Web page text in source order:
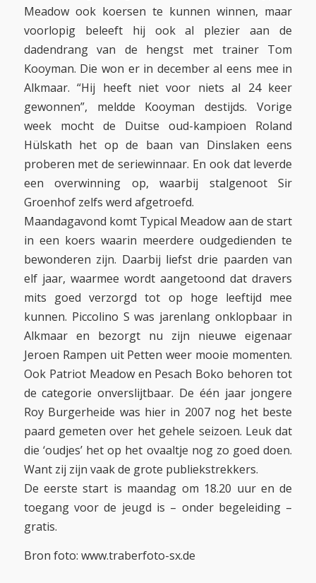
Meadow ook koersen te kunnen winnen, maar
voorlopig beleeft hij ook al plezier aan de
dadendrang van de hengst met trainer Tom
Kooyman. Die won er in december al eens mee in
Alkmaar. “Hij heeft niet voor niets al 24 keer
gewonnen”, meldde Kooyman destijds. Vorige
week mocht de Duitse oud-kampioen Roland
Hülskath het op de baan van Dinslaken eens
proberen met de seriewinnaar. En ook dat leverde
een overwinning op, waarbij stalgenoot Sir
Groenhof zelfs werd afgetroefd.
Maandagavond komt Typical Meadow aan de start
in een koers waarin meerdere oudgedienden te
bewonderen zijn. Daarbij liefst drie paarden van
elf jaar, waarmee wordt aangetoond dat dravers
mits goed verzorgd tot op hoge leeftijd mee
kunnen. Piccolino S was jarenlang onklopbaar in
Alkmaar en bezorgt nu zijn nieuwe eigenaar
Jeroen Rampen uit Petten weer mooie momenten.
Ook Patriot Meadow en Pesach Boko behoren tot
de categorie onverslijtbaar. De één jaar jongere
Roy Burgerheide was hier in 2007 nog het beste
paard gemeten over het gehele seizoen. Leuk dat
die ‘oudjes’ het op het ovaaltje nog zo goed doen.
Want zij zijn vaak de grote publiekstrekkers.
De eerste start is maandag om 18.20 uur en de
toegang voor de jeugd is – onder begeleiding –
gratis.
Bron foto: www.traberfoto-sx.de